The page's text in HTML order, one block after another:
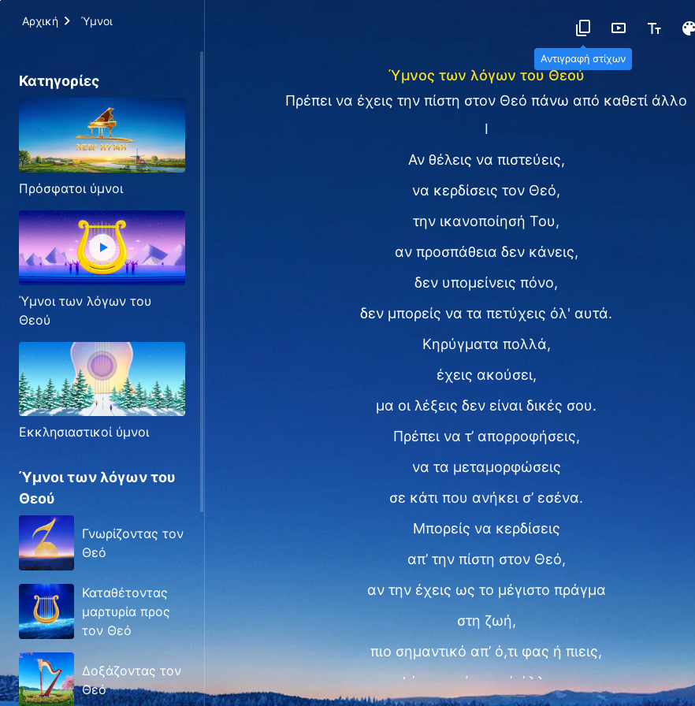
Αρχική Ύμνοι
Αντιγραφή στίχων
Κατηγορίες
Πρόσφατοι ύμνοι
Ύμνοι των λόγων του
Θεού
Εκκλησιαστικοί ύμνοι
Ύμνοι των λόγων του
Θεού
Γνωρίζοντας τον
Θεό
Καταθέτοντας
μαρτυρία προς
τον Θεό
Δοξάζοντας τον
Θεό
Ύμνος των λόγων του Θεού
Πρέπει να έχεις την πίστη στον Θεό πάνω από καθετί άλλο
Ⅰ
Αν θέλεις να πιστεύεις,
να κερδίσεις τον Θεό,
την ικανοποίησή Του,
αν προσπάθεια δεν κάνεις,
δεν υπομείνεις πόνο,
δεν μπορείς να τα πετύχεις όλ' αυτά.
Κηρύγματα πολλά,
έχεις ακούσει,
μα οι λέξεις δεν είναι δικές σου.
Πρέπει να τ’ απορροφήσεις,
να τα μεταμορφώσεις
σε κάτι που ανήκει σ’ εσένα.
Μπορείς να κερδίσεις
απ’ την πίστη στον Θεό,
αν την έχεις ως το μέγιστο πράγμα
στη ζωή,
πιο σημαντικό απ’ ό,τι φας ή πιεις,
απ’ ό,τι φορέσεις, ή άλλο, ναι.